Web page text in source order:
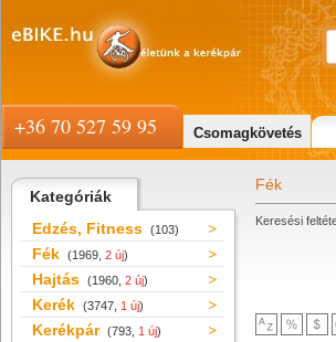
Kategóriák
Edzés, Fitness (103)
Fék (1969, 2 új)
Hajtás (1960, 2 új)
Kerék (3747, 1 új)
Kerékpár (793, 1 új)
Fék
Keresési
+36 70 527 59 95 Csomagkövetés